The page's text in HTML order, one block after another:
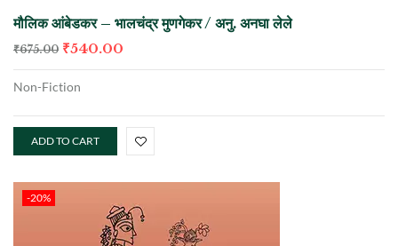
मौलिक आंबेडकर – भालचंद्र मुणगेकर / अनु. अनघा लेले
₹675.00 ₹540.00
Non-Fiction
ADD TO CART
-20%